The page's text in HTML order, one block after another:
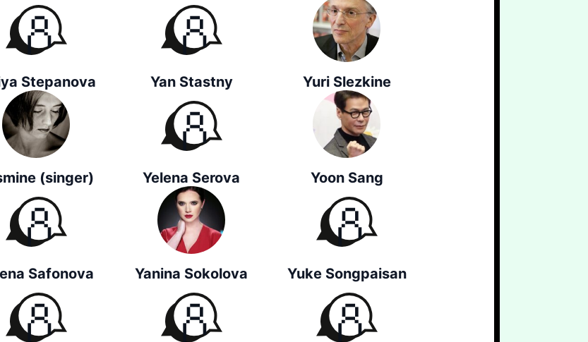
Stepanova Yan Stastny Yuri Slezkine
(singer) Yelena Serova Yoon Sang
Safonova Yanina Sokolova Yuke Songpaisan